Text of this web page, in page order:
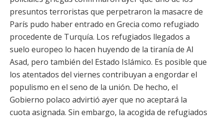
presuntos terroristas que perpetraron la masacre de
París pudo haber entrado en Grecia como refugiado
procedente de Turquía. Los refugiados llegados a
suelo europeo lo hacen huyendo de la tiranía de Al
Asad, pero también del Estado Islámico. Es posible que
los atentados del viernes contribuyan a engordar el
populismo en el seno de la unión. De hecho, el
Gobierno polaco advirtió ayer que no aceptará la
cuota asignada. Sin embargo, la acogida de refugiados